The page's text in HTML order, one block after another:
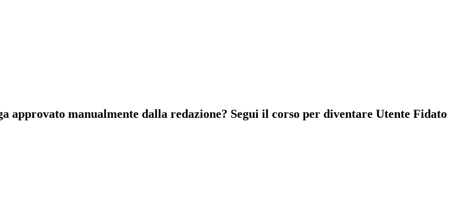
approvato manualmente dalla redazione? Segui il corso per diventare Utente Fidato